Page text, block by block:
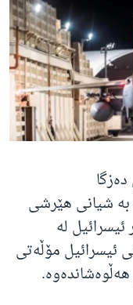
بە شیانی هێرشی
لە
ئیسرائیل مۆڵەتی